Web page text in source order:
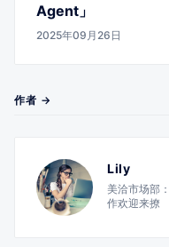
Agent」
2025年09月26日
作者 →
Lily
美洽市场部
作欢迎来撩